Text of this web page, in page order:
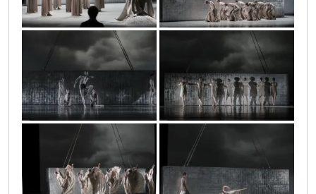
ar-20180515img_9197 ar-20180515img_7018
ar-20180515img_7381 ar-20180515img_8306